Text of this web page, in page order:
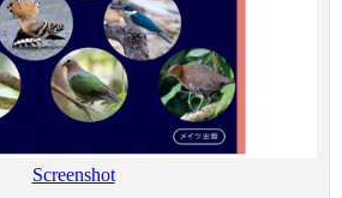
Screenshot